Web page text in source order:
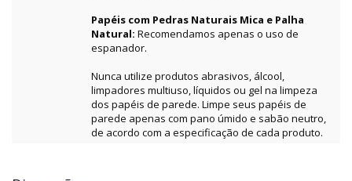
Papéis com Pedras Naturais Mica e Palha
Natural: Recomendamos apenas o uso de
espanador.
Nunca utilize produtos abrasivos, álcool,
limpadores multiuso, líquidos ou gel na limpeza
dos papéis de parede. Limpe seus papéis de
parede apenas com pano úmido e sabão neutro,
de acordo com a especificação de cada produto.